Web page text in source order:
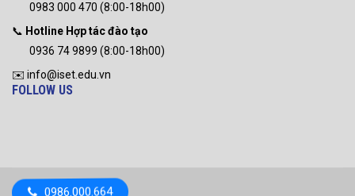
0983 000 470 (8:00-18h00)
📞 Hotline Hợp tác đào tạo
0936 74 9899 (8:00-18h00)
✉️ info@iset.edu.vn
FOLLOW US
0986.000.664